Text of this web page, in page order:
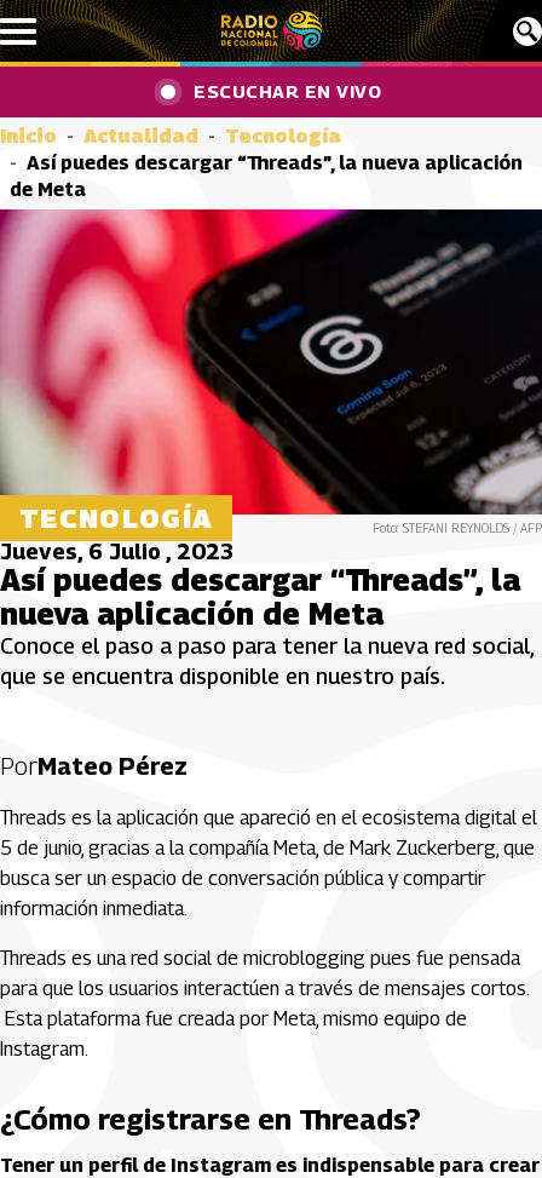
Pasar al contenido principal
ESCUCHAR EN VIVO
Inicio Actualidad
Tecnología
Así puedes descargar “Threads”, la nueva aplicación
de Meta
TECNOLOGÍA Foto: STEFANI REYNOLDS / AFP
Jueves, 6 Julio , 2023
Así puedes descargar “Threads”, la
nueva aplicación de Meta
Conoce el paso a paso para tener la nueva red social,
que se encuentra disponible en nuestro país.
PorMateo Pérez
Threads es la aplicación que apareció en el ecosistema digital el
5 de junio, gracias a la compañía Meta, de Mark Zuckerberg, que
busca ser un espacio de conversación pública y compartir
información inmediata.
Threads es una red social de microblogging pues fue pensada
para que los usuarios interactúen a través de mensajes cortos.
Esta plataforma fue creada por Meta, mismo equipo de
Instagram.
¿Cómo registrarse en Threads?
Tener un perfil de Instagram es indispensable para crear